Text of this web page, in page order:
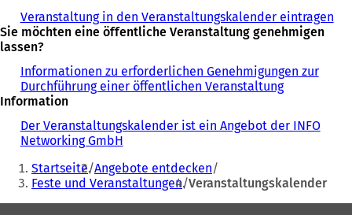
Veranstaltung in den Veranstaltungskalender eintragen
Sie möchten eine öffentliche Veranstaltung genehmigen
lassen?
Informationen zu erforderlichen Genehmigungen zur
Durchführung einer öffentlichen Veranstaltung
Information
Der Veranstaltungskalender ist ein Angebot der INFO
Networking GmbH
Sie
befinden
sich
Startseite Angebote entdecken
Feste und Veranstaltungen Veranstaltungskalender